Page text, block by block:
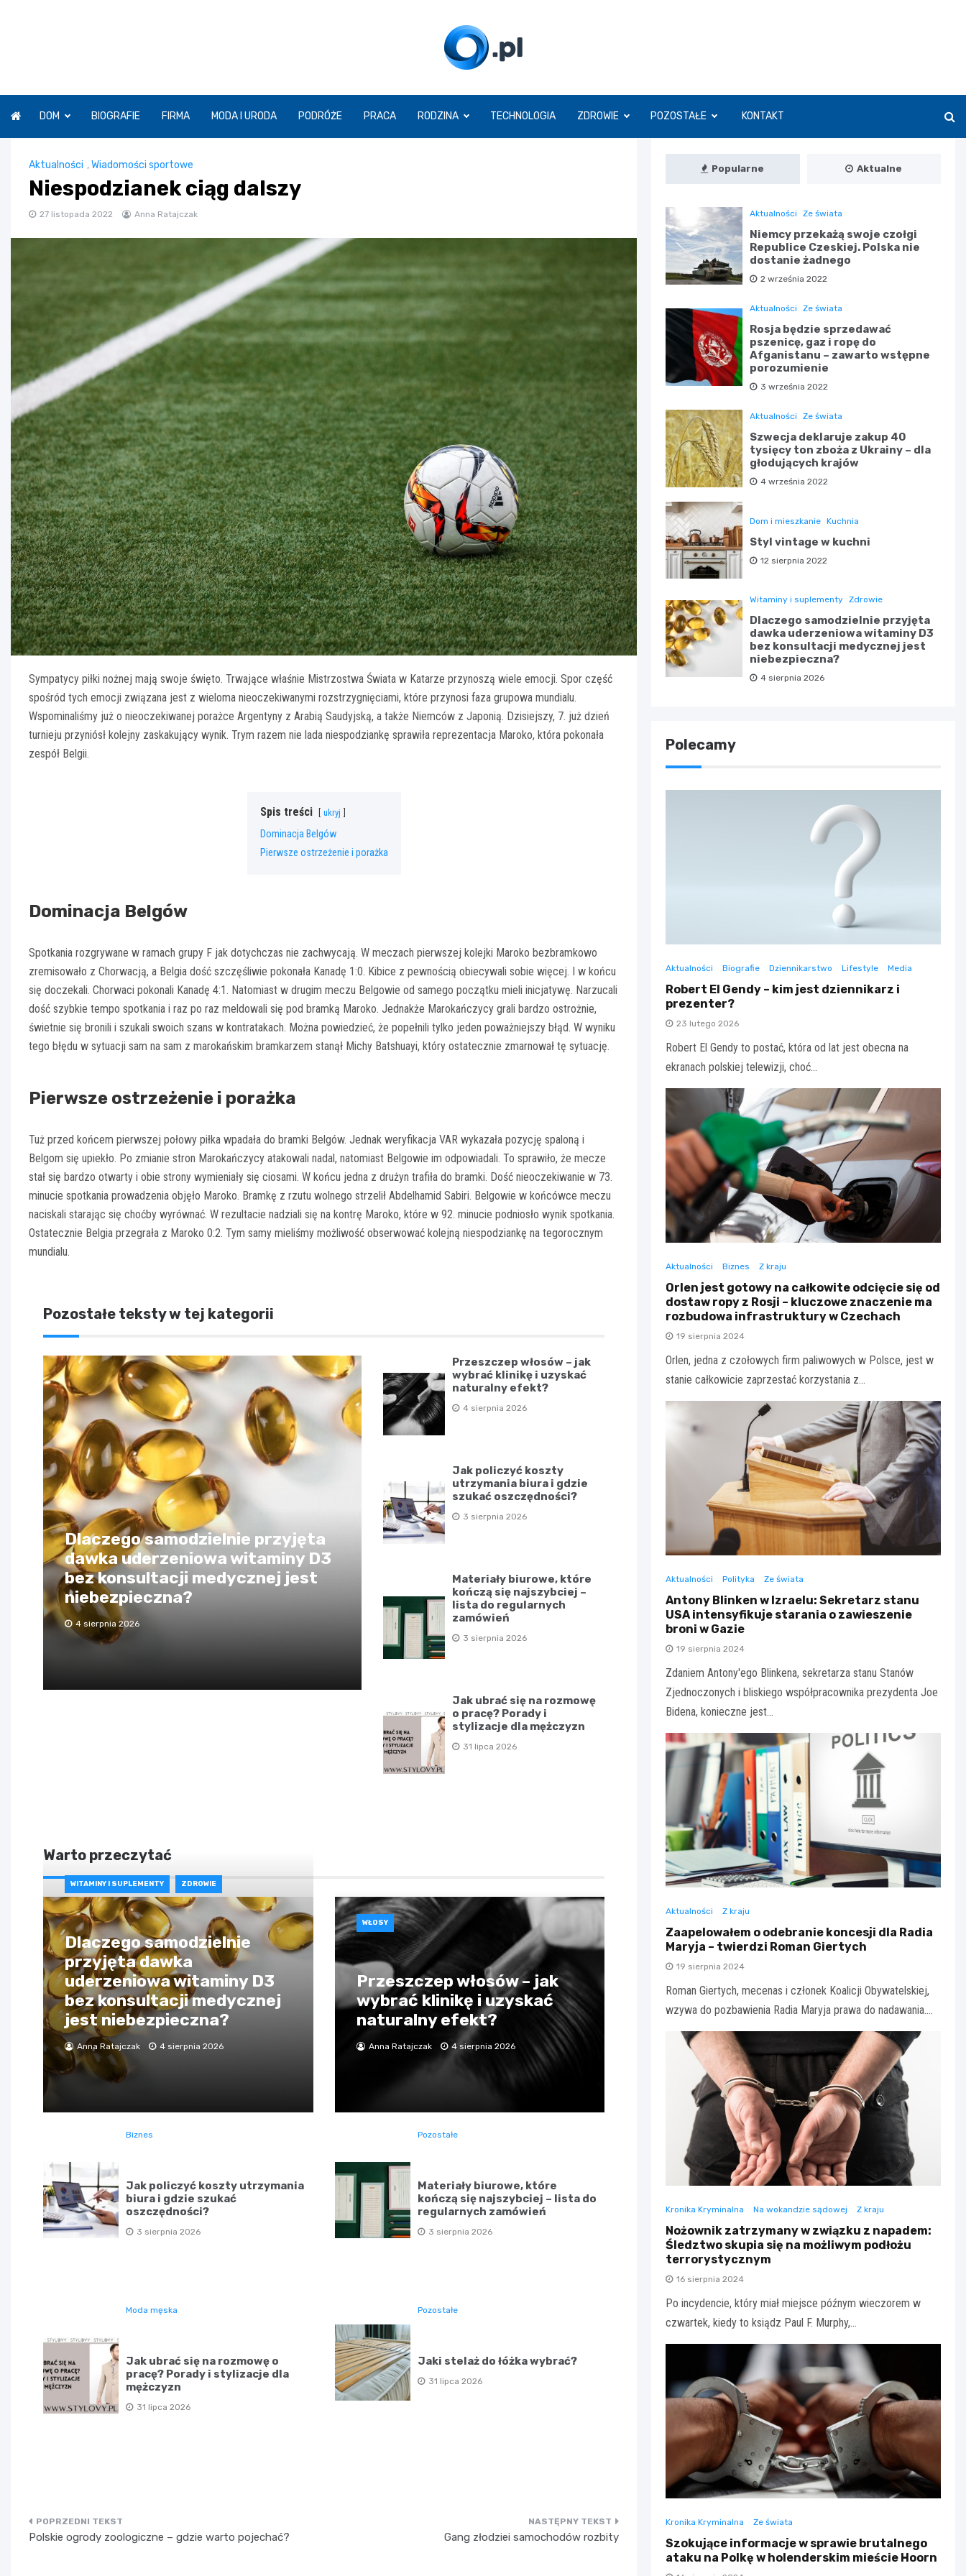
O.pl
DOM BIOGRAFIE FIRMA MODA I URODA PODRÓŻE PRACA RODZINA TECHNOLOGIA ZDROWIE POZOSTAŁE KONTAKT
Aktualności ,Wiadomości sportowe
Niespodzianek ciąg dalszy
27 listopada 2022 Anna Ratajczak
Sympatycy piłki nożnej mają swoje święto. Trwające właśnie Mistrzostwa Świata w Katarze przynoszą wiele emocji. Spor część
spośród tych emocji związana jest z wieloma nieoczekiwanymi rozstrzygnięciami, które przynosi faza grupowa mundialu.
Wspominaliśmy już o nieoczekiwanej porażce Argentyny z Arabią Saudyjską, a także Niemców z Japonią. Dzisiejszy, 7. już dzień
turnieju przyniósł kolejny zaskakujący wynik. Trym razem nie lada niespodziankę sprawiła reprezentacja Maroko, która pokonała
zespół Belgii.
Spis treści ukryj
Dominacja Belgów
Pierwsze ostrzeżenie i porażka
Dominacja Belgów
Spotkania rozgrywane w ramach grupy F jak dotychczas nie zachwycają. W meczach pierwszej kolejki Maroko bezbramkowo
zremisowało z Chorwacją, a Belgia dość szczęśliwie pokonała Kanadę 1:0. Kibice z pewnością obiecywali sobie więcej. I w końcu
się doczekali. Chorwaci pokonali Kanadę 4:1. Natomiast w drugim meczu Belgowie od samego początku mieli inicjatywę. Narzucali
dość szybkie tempo spotkania i raz po raz meldowali się pod bramką Maroko. Jednakże Marokańczycy grali bardzo ostrożnie,
świetnie się bronili i szukali swoich szans w kontratakach. Można powiedzieć, że popełnili tylko jeden poważniejszy błąd. W wyniku
tego błędu w sytuacji sam na sam z marokańskim bramkarzem stanął Michy Batshuayi, który ostatecznie zmarnował tę sytuację.
Pierwsze ostrzeżenie i porażka
Tuż przed końcem pierwszej połowy piłka wpadała do bramki Belgów. Jednak weryfikacja VAR wykazała pozycję spaloną i
Belgom się upiekło. Po zmianie stron Marokańczycy atakowali nadal, natomiast Belgowie im odpowiadali. To sprawiło, że mecze
stał się bardzo otwarty i obie strony wymieniały się ciosami. W końcu jedna z drużyn trafiła do bramki. Dość nieoczekiwanie w 73.
minucie spotkania prowadzenia objęło Maroko. Bramkę z rzutu wolnego strzelił Abdelhamid Sabiri. Belgowie w końcówce meczu
naciskali starając się choćby wyrównać. W rezultacie nadziali się na kontrę Maroko, które w 92. minucie podniosło wynik spotkania.
Ostatecznie Belgia przegrała z Maroko 0:2. Tym samy mieliśmy możliwość obserwować kolejną niespodziankę na tegorocznym
mundialu.
Pozostałe teksty w tej kategorii
Dlaczego samodzielnie przyjęta
dawka uderzeniowa witaminy D3
bez konsultacji medycznej jest
niebezpieczna?
4 sierpnia 2026
Przeszczep włosów – jak
wybrać klinikę i uzyskać
naturalny efekt?
4 sierpnia 2026
Jak policzyć koszty
utrzymania biura i gdzie
szukać oszczędności?
3 sierpnia 2026
Materiały biurowe, które
kończą się najszybciej –
lista do regularnych
zamówień
3 sierpnia 2026
Jak ubrać się na rozmowę
o pracę? Porady i
stylizacje dla mężczyzn
31 lipca 2026
Warto przeczytać
WITAMINY I SUPLEMENTY ZDROWIE
Dlaczego samodzielnie
przyjęta dawka
uderzeniowa witaminy D3
bez konsultacji medycznej
jest niebezpieczna?
Anna Ratajczak 4 sierpnia 2026
WŁOSY
Przeszczep włosów – jak
wybrać klinikę i uzyskać
naturalny efekt?
Anna Ratajczak 4 sierpnia 2026
Biznes
Jak policzyć koszty utrzymania
biura i gdzie szukać
oszczędności?
3 sierpnia 2026
Pozostałe
Materiały biurowe, które
kończą się najszybciej – lista do
regularnych zamówień
3 sierpnia 2026
Moda męska
Jak ubrać się na rozmowę o
pracę? Porady i stylizacje dla
mężczyzn
31 lipca 2026
Pozostałe
Jaki stelaż do łóżka wybrać?
31 lipca 2026
Nawigacja
Polskie ogrody zoologiczne – gdzie warto pojechać? Gang złodziei samochodów rozbity
Popularne Aktualne
Aktualności Ze świata
Niemcy przekażą swoje czołgi
Republice Czeskiej. Polska nie
dostanie żadnego
2 września 2022
Aktualności Ze świata
Rosja będzie sprzedawać
pszenicę, gaz i ropę do
Afganistanu – zawarto wstępne
porozumienie
3 września 2022
Aktualności Ze świata
Szwecja deklaruje zakup 40
tysięcy ton zboża z Ukrainy – dla
głodujących krajów
4 września 2022
Dom i mieszkanie Kuchnia
Styl vintage w kuchni
12 sierpnia 2022
Witaminy i suplementy Zdrowie
Dlaczego samodzielnie przyjęta
dawka uderzeniowa witaminy D3
bez konsultacji medycznej jest
niebezpieczna?
4 sierpnia 2026
Polecamy
Aktualności Biografie Dziennikarstwo Lifestyle Media
Robert El Gendy – kim jest dziennikarz i
prezenter?
23 lutego 2026
Robert El Gendy to postać, która od lat jest obecna na
ekranach polskiej telewizji, choć…
Aktualności Biznes Z kraju
Orlen jest gotowy na całkowite odcięcie się od
dostaw ropy z Rosji – kluczowe znaczenie ma
rozbudowa infrastruktury w Czechach
19 sierpnia 2024
Orlen, jedna z czołowych firm paliwowych w Polsce, jest w
stanie całkowicie zaprzestać korzystania z…
Aktualności Polityka Ze świata
Antony Blinken w Izraelu: Sekretarz stanu
USA intensyfikuje starania o zawieszenie
broni w Gazie
19 sierpnia 2024
Zdaniem Antony'ego Blinkena, sekretarza stanu Stanów
Zjednoczonych i bliskiego współpracownika prezydenta Joe
Bidena, konieczne jest…
Aktualności Z kraju
Zaapelowałem o odebranie koncesji dla Radia
Maryja – twierdzi Roman Giertych
19 sierpnia 2024
Roman Giertych, mecenas i członek Koalicji Obywatelskiej,
wzywa do pozbawienia Radia Maryja prawa do nadawania.…
Kronika Kryminalna Na wokandzie sądowej Z kraju
Nożownik zatrzymany w związku z napadem:
Śledztwo skupia się na możliwym podłożu
terrorystycznym
16 sierpnia 2024
Po incydencie, który miał miejsce późnym wieczorem w
czwartek, kiedy to ksiądz Paul F. Murphy,…
Kronika Kryminalna Ze świata
Szokujące informacje w sprawie brutalnego
ataku na Polkę w holenderskim mieście Hoorn